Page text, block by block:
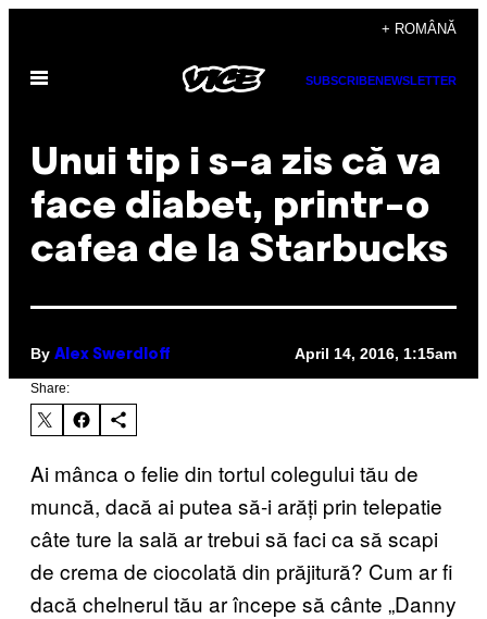
content
+ ROMÂNĂ
Open
SUBSCRIBENEWSLETTER
Unui tip i s-a zis că va
face diabet, printr-o
cafea de la Starbucks
By Alex Swerdloff April 14, 2016, 1:15am
Share:
Ai mânca o felie din tortul colegului tău de
muncă, dacă ai putea să-i arăți prin telepatie
câte ture la sală ar trebui să faci ca să scapi
de crema de ciocolată din prăjitură? Cum ar fi
dacă chelnerul tău ar începe să cânte „Danny